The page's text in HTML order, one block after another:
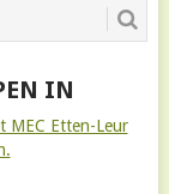
IN
MEC Etten-Leur